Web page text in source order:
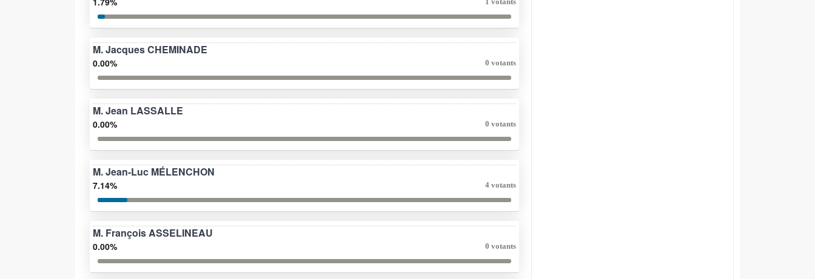
M. Jacques CHEMINADE
0.00% 0 votants
M. Jean LASSALLE
0.00% 0 votants
M. Jean-Luc MÉLENCHON
7.14% 4 votants
M. François ASSELINEAU
0.00% 0 votants